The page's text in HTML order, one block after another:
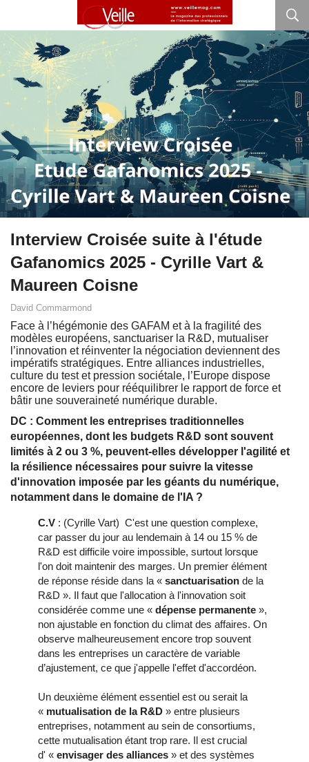
Interview Croisée suite à l'étude
Gafanomics 2025 - Cyrille Vart &
Maureen Coisne
David Commarmond
Face à l’hégémonie des GAFAM et à la fragilité des
modèles européens, sanctuariser la R&D, mutualiser
l’innovation et réinventer la négociation deviennent des
impératifs stratégiques. Entre alliances industrielles,
culture du test et pression sociétale, l’Europe dispose
encore de leviers pour rééquilibrer le rapport de force et
bâtir une souveraineté numérique durable.
DC : Comment les entreprises traditionnelles
européennes, dont les budgets R&D sont souvent
limités à 2 ou 3 %, peuvent-elles développer l'agilité et
la résilience nécessaires pour suivre la vitesse
d'innovation imposée par les géants du numérique,
notamment dans le domaine de l'IA ?
C.V : (Cyrille Vart) C'est une question complexe,
car passer du jour au lendemain à 14 ou 15 % de
R&D est difficile voire impossible, surtout lorsque
l'on doit maintenir des marges. Un premier élément
de réponse réside dans la « sanctuarisation de la
R&D ». Il faut que l'allocation à l'innovation soit
considérée comme une « dépense permanente »,
non ajustable en fonction du climat des affaires. On
observe malheureusement encore trop souvent
dans les entreprises un caractère de variable
d’ajustement, ce que j'appelle l'effet d'accordéon.
Un deuxième élément essentiel est ou serait la
« mutualisation de la R&D » entre plusieurs
entreprises, notamment au sein de consortiums,
cette mutualisation étant trop rare. Il est crucial
d' « envisager des alliances » et des systèmes